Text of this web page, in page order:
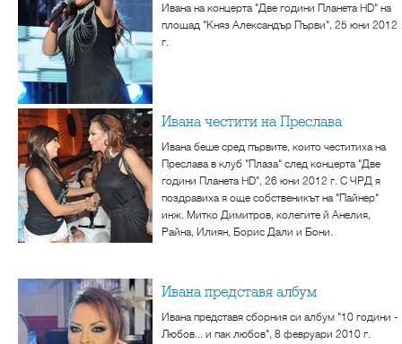
Ивана на концерта "Две години Планета HD" на
площад "Княз Александър Първи", 25 юни 2012
г.
Ивана честити на Преслава
Ивана беше сред първите, които честитиха на
Преслава в клуб "Плаза" след концерта "Две
години Планета HD", 26 юни 2012 г. С ЧРД я
поздравиха я още собственикът на "Пайнер"
инж. Митко Димитров, колегите й Анелия,
Райна, Илиян, Борис Дали и Бони.
Ивана представя албум
Ивана представя сборния си албум "10 години -
Любов... и пак любов", 8 февруари 2010 г.